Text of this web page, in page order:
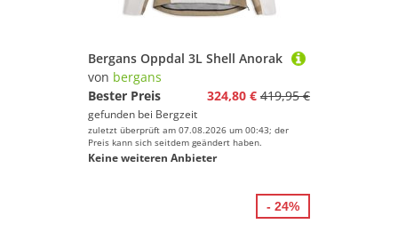
Bergans Oppdal 3L Shell Anorak
von bergans
Bester Preis
324,80 € 419,95 €
gefunden bei Bergzeit
zuletzt überprüft am 07.08.2026 um 00:43; der
Preis kann sich seitdem geändert haben.
Keine weiteren Anbieter
- 24%